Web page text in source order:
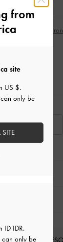
Panduan Ukuran
from
ID IDR.
can only be
site
US $.
can only be